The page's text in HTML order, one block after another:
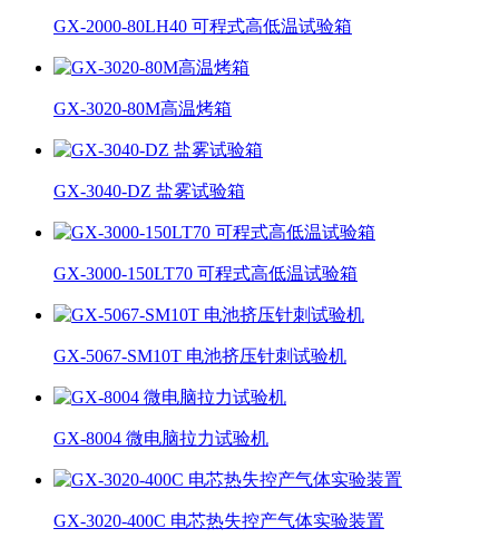
GX-2000-80LH40 可程式高低温试验箱
GX-3020-80M高温烤箱
GX-3040-DZ 盐雾试验箱
GX-3000-150LT70 可程式高低温试验箱
GX-5067-SM10T 电池挤压针刺试验机
GX-8004 微电脑拉力试验机
GX-3020-400C 电芯热失控产气体实验装置